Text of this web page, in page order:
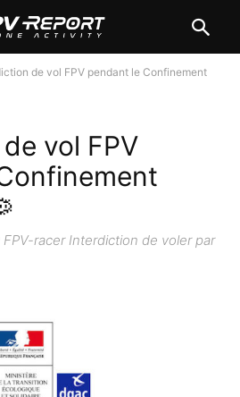
de vol FPV pendant le Confinement
vol FPV
racer Interdiction de voler par